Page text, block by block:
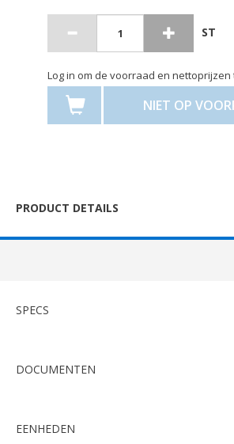
ST
Log in om de voorraad en nettoprijzen
NIET OP
PRODUCT DETAILS
SPECS
DOCUMENTEN
EENHEDEN